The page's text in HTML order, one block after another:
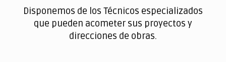
Disponemos de los Técnicos especializados
que pueden acometer sus proyectos y
direcciones de obras.